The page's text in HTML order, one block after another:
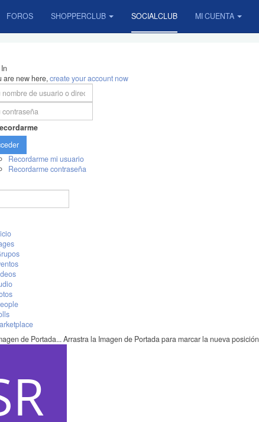
FOROS SHOPPERCLUB SOCIALCLUB MI CUENTA
are new here,create your account now
Recordarme mi usuario
Recordarme contraseña
de Portada...Arrastra la Imagen de Portada para marcar la nueva posición